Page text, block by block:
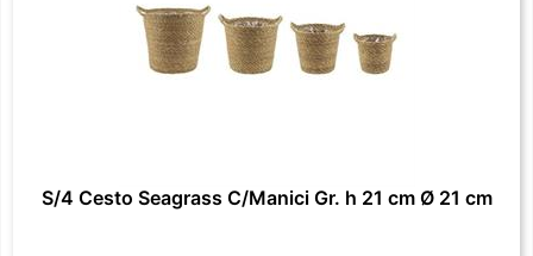
S/4 Cesto Seagrass C/Manici Gr. h 21 cm Ø 21 cm